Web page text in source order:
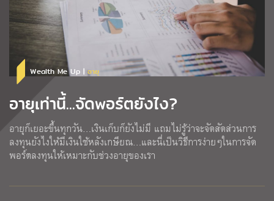
Wealth Me Up | อายุ
อายุเท่านี้...จัดพอร์ตยังไง?
อายุก็เยอะขึ้นทุกวัน…เงินเก็บก็ยังไม่มี แถมไม่รู้ว่าจะจัดสัดส่วนการ
ลงทุนยังไงให้มีเงินใช้หลังเกษียณ…และนี่เป็นวิธีการง่ายๆในการจัด
พอร์ตลงทุนให้เหมาะกับช่วงอายุของเรา